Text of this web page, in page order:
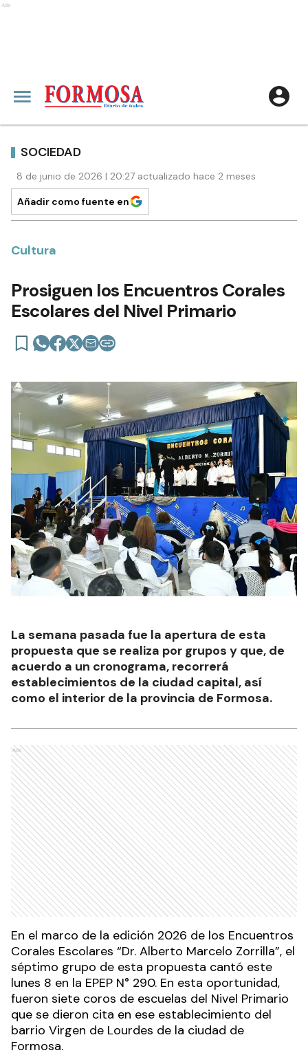
Ads
SOCIEDAD
8 de junio de 2026 | 20:27 actualizado hace 2 meses
Añadir como fuente en
Cultura
Prosiguen los Encuentros Corales
Escolares del Nivel Primario
La semana pasada fue la apertura de esta
propuesta que se realiza por grupos y que, de
acuerdo a un cronograma, recorrerá
establecimientos de la ciudad capital, así
como el interior de la provincia de Formosa.
Ads
En el marco de la edición 2026 de los Encuentros
Corales Escolares “Dr. Alberto Marcelo Zorrilla”, el
séptimo grupo de esta propuesta cantó este
lunes 8 en la EPEP N° 290. En esta oportunidad,
fueron siete coros de escuelas del Nivel Primario
que se dieron cita en ese establecimiento del
barrio Virgen de Lourdes de la ciudad de
Formosa.